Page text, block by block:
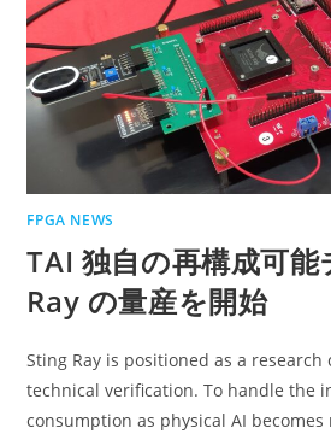
FPGA NEWS
TAI 独自の再構成可
Ray の量産を開始
Sting Ray is positioned as a
technical verification. To handle the
consumption as physical AI